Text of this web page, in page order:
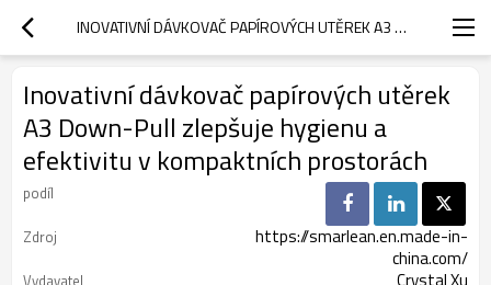
INOVATIVNÍ DÁVKOVAČ PAPÍROVÝCH UTĚREK A3 DOWN-PULL ZLEPŠUJE HYGIENU A EFEKTIVITU V KOMPAKTNÍCH PROSTORÁCH
Inovativní dávkovač papírových utěrek
A3 Down-Pull zlepšuje hygienu a
efektivitu v kompaktních prostorách
podíl
Zdroj
https://smarlean.en.made-in-
china.com/
Vydavatel